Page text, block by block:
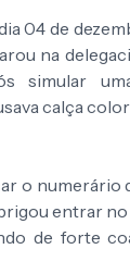
04 de
na
simular
calça
o numerário
entrar
de forte